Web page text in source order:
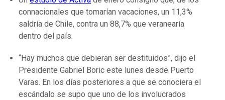
connacionales que tomarían vacaciones, un 11,3%
saldría de Chile, contra un 88,7% que veranearía
dentro del país.
“Hay muchos que debieran ser destituidos”, dijo el
Presidente Gabriel Boric este lunes desde Puerto
Varas. En los días posteriores a que se conociera el
escándalo se supo que uno de los involucrados